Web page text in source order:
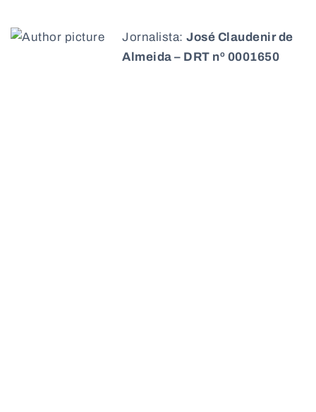
Jornalista: José Claudenir de
Almeida – DRT nº 0001650